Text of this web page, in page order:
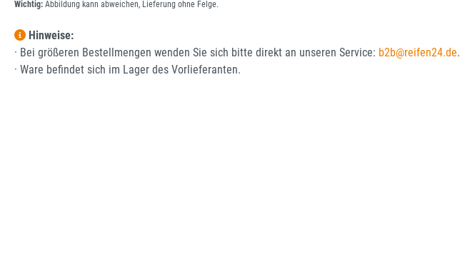
Wichtig: Abbildung kann abweichen, Lieferung ohne Felge.
Hinweise:
· Bei größeren Bestellmengen wenden Sie sich bitte direkt an unseren Service: b2b@reifen24.de.
· Ware befindet sich im Lager des Vorlieferanten.